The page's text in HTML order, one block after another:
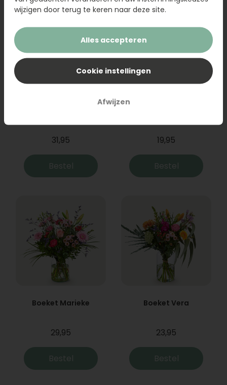
31,95
Bestel
19,95
Bestel
Boeket Marieke
29,95
Bestel
Boeket Vera
23,95
Bestel
wijzigen door terug te keren naar deze site.
Alles accepteren
Cookie instellingen
Afwijzen